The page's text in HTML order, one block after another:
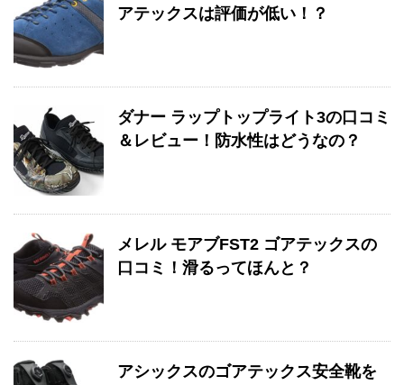
アテックスは評価が低い！？
ダナー ラップトップライト3の口コミ
＆レビュー！防水性はどうなの？
メレル モアブFST2 ゴアテックスの
口コミ！滑るってほんと？
アシックスのゴアテックス安全靴を